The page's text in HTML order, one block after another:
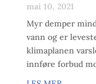
mai 10, 2021
Myr demper
vann og er
klimaplanen
innføre forbud